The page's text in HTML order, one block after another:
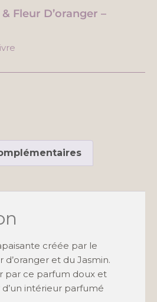
Fleur D’oranger –
créée par le
d’oranger et du Jasmin.
par ce parfum doux et
intérieur parfumé